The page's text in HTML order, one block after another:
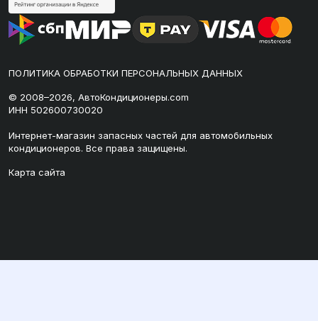
ПОЛИТИКА ОБРАБОТКИ ПЕРСОНАЛЬНЫХ ДАННЫХ
© 2008–2026, АвтоКондиционеры.com
ИНН 502600730020
Интернет-магазин запасных частей для автомобильных
кондиционеров. Все права защищены.
Карта сайта